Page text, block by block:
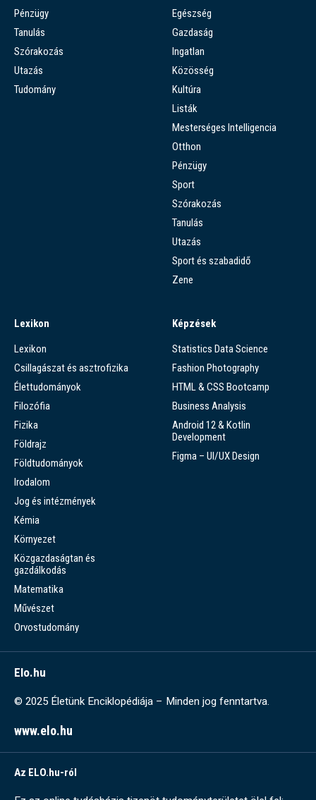
Pénzügy
Tanulás
Szórakozás
Utazás
Tudomány
Egészség
Gazdaság
Ingatlan
Közösség
Kultúra
Listák
Mesterséges Intelligencia
Otthon
Pénzügy
Sport
Szórakozás
Tanulás
Utazás
Sport és szabadidő
Zene
Lexikon
Lexikon
Csillagászat és asztrofizika
Élettudományok
Filozófia
Fizika
Földrajz
Földtudományok
Irodalom
Jog és intézmények
Kémia
Környezet
Közgazdaságtan és
gazdálkodás
Matematika
Művészet
Orvostudomány
Képzések
Statistics Data Science
Fashion Photography
HTML & CSS Bootcamp
Business Analysis
Android 12 & Kotlin
Development
Figma – UI/UX Design
Elo.hu
© 2025 Életünk Enciklopédiája – Minden jog fenntartva.
www.elo.hu
Az ELO.hu-ról